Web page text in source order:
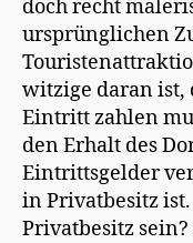
doch recht
ursprünglichen
witzige daran ist,
Eintritt zahlen
den Erhalt des
Eintrittsgelder
in Privatbesitz
Privatbesitz